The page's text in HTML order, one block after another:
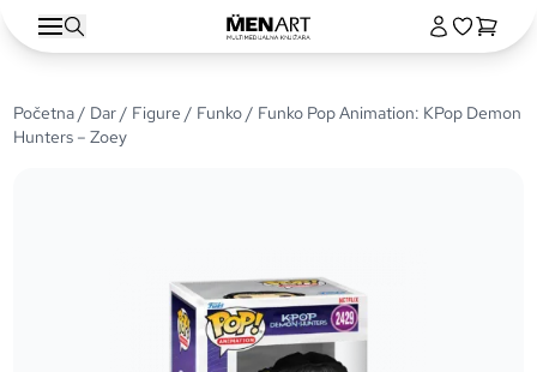
Početna/ Dar/ Figure / Funko/ Funko Pop Animation: KPop Demon
Hunters – Zoey